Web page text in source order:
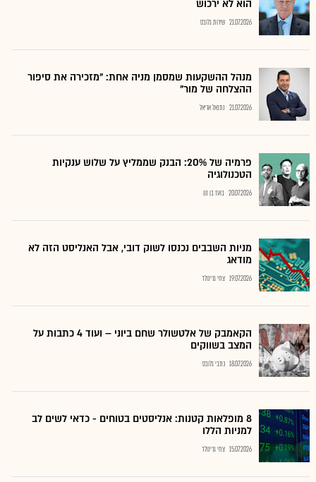
הוא לא ירכוש
21.07.2026 שירות גלובס
מנהל ההשקעות שמסמן מניה אחת: "מזכירה את סיפור
ההצלחה של מור"
21.07.2026 נתנאל אריאל
פרמיה של 20%: הבנק שממליץ על שלוש ענקיות
הטכנולוגיה
20.07.2026 בועז בן נון
מניות השבבים נכנסו לשוק דובי, אבל האנליסט הזה לא
מודאג
19.07.2026 צחי גרינולד
הקאמבק של אלטשולר שחם ביוני – ועוד 4 כתבות על
המצב בשווקים
18.07.2026 כתבי גלובס
8 מופלאות קטנות: אנליסטים בטוחים - כדאי לשים לב
למניות הללו
15.07.2026 צחי גרינולד